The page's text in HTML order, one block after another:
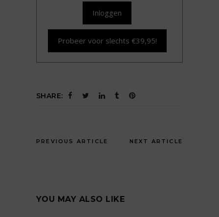
Inloggen
Probeer voor slechts €39,95!
SHARE:
PREVIOUS ARTICLE NEXT ARTICLE
YOU MAY ALSO LIKE